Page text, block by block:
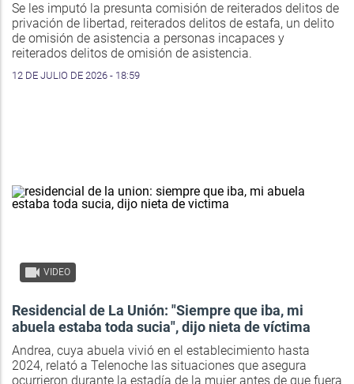
Se les imputó la presunta comisión de reiterados delitos de
privación de libertad, reiterados delitos de estafa, un delito
de omisión de asistencia a personas incapaces y
reiterados delitos de omisión de asistencia.
12 DE JULIO DE 2026 - 18:59
VIDEO
Residencial de La Unión: "Siempre que iba, mi
abuela estaba toda sucia", dijo nieta de víctima
Andrea, cuya abuela vivió en el establecimiento hasta
2024, relató a Telenoche las situaciones que asegura
ocurrieron durante la estadía de la mujer antes de que fuera